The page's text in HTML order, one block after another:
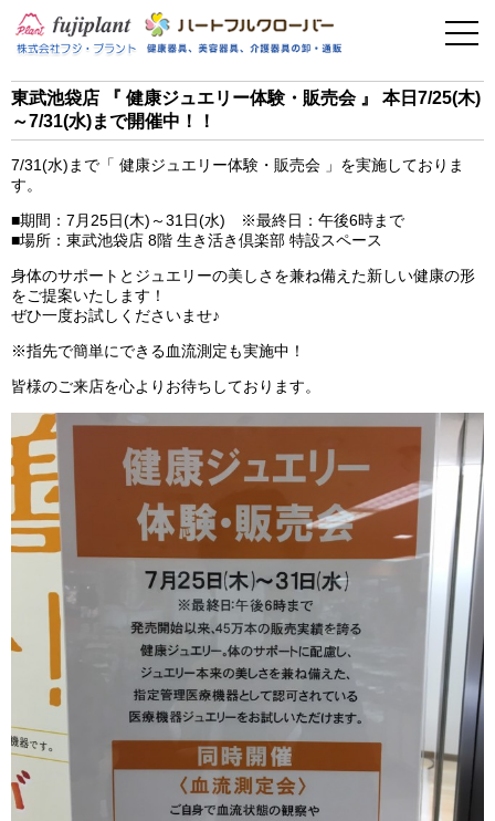
フィットネス
東武池袋店 『 健康ジュエリー体験・販売会 』 本日7/25(木)
～7/31(水)まで開催中！！
7/31(水)まで「 健康ジュエリー体験・販売会 」を実施しておりま
す。
■期間：7月25日(木)～31日(水) ※最終日：午後6時まで
■場所：東武池袋店 8階 生き活き倶楽部 特設スペース
身体のサポートとジュエリーの美しさを兼ね備えた新しい健康の形
をご提案いたします！
ぜひ一度お試しくださいませ♪
※指先で簡単にできる血流測定も実施中！
皆様のご来店を心よりお待ちしております。